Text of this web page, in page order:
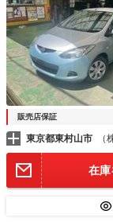
販売店保証
東京都東村山市
在庫